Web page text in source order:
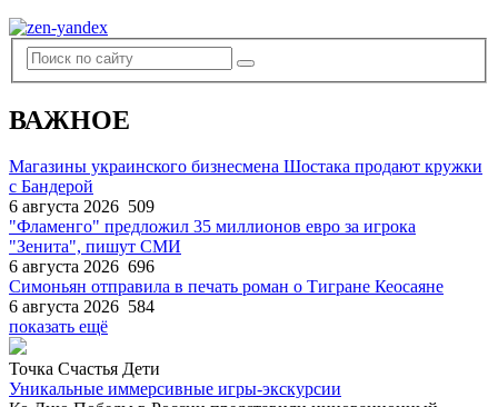
ВАЖНОЕ
Магазины украинского бизнесмена Шостака продают кружки
с Бандерой
6 августа 2026 509
"Фламенго" предложил 35 миллионов евро за игрока
"Зенита", пишут СМИ
6 августа 2026 696
Симоньян отправила в печать роман о Тигране Кеосаяне
6 августа 2026 584
показать ещё
Точка Счастья Дети
Уникальные иммерсивные игры-экскурсии